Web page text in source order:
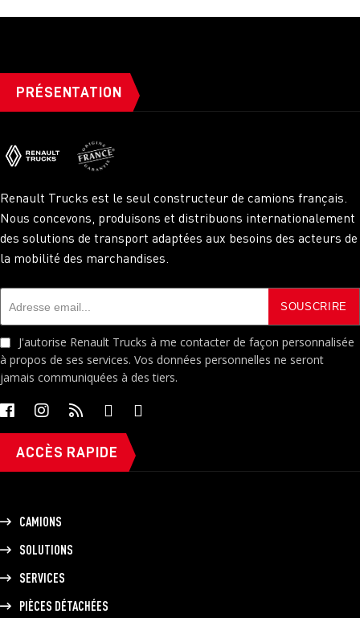
PRÉSENTATION
Renault Trucks est le seul constructeur de camions français.
Nous concevons, produisons et distribuons internationalement
des solutions de transport adaptées aux besoins des acteurs de
la mobilité des marchandises.
J'autorise Renault Trucks à me contacter de façon personnalisée
à propos de ses services. Vos données personnelles ne seront
jamais communiquées à des tiers.
ACCÈS RAPIDE
CAMIONS
SOLUTIONS
SERVICES
PIÈCES DÉTACHÉES